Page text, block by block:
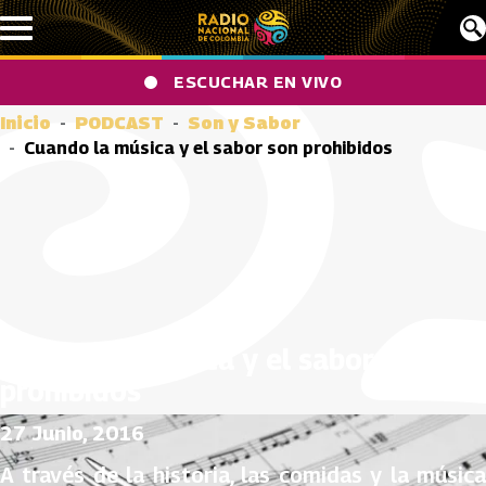
Pasar al contenido principal
ESCUCHAR EN VIVO
Inicio PODCAST
Son y Sabor
Cuando la música y el sabor son prohibidos
27 Junio, 2016
A través de la historia, las comidas y la música